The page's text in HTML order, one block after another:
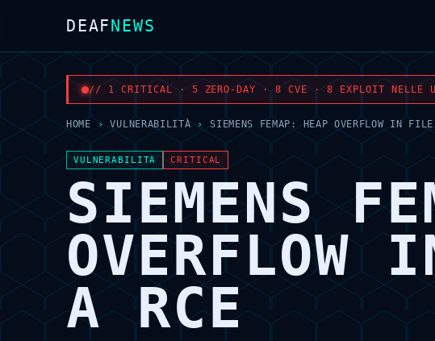
DEAFNEWS
// 1 CRITICAL · 5 ZERO-DAY · 8 CVE · 8 EXPLOIT NELLE
HOME › VULNERABILITÀ › SIEMENS FEMAP: HEAP OVERFLOW IN
VULNERABILITÀ CRITICAL
SIEMENS
A RCE